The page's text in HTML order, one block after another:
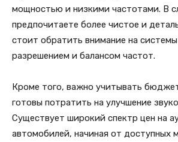
мощностью и низкими частотами. В
предпочитаете более чистое и
стоит обратить внимание на
разрешением и балансом частот.
Кроме того, важно учитывать
готовы потратить на улучшение
Существует широкий спектр цен на
автомобилей, начиная от доступных